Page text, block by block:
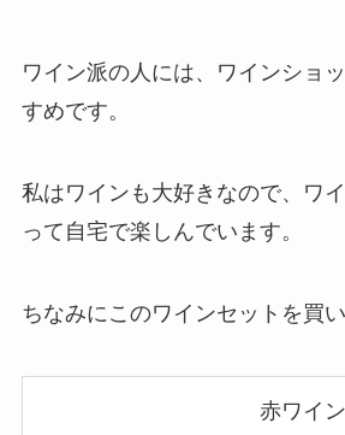
ワイン派の人には、ワインショ
すめです。
私はワインも大好きなので、ワ
って自宅で楽しんでいます。
ちなみにこのワインセットを買い
赤ワイ